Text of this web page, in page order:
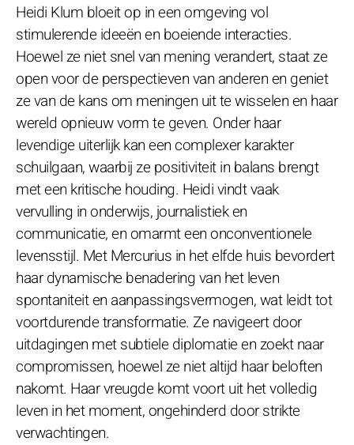
Heidi Klum bloeit op in een omgeving vol
stimulerende ideeën en boeiende interacties.
Hoewel ze niet snel van mening verandert, staat ze
open voor de perspectieven van anderen en geniet
ze van de kans om meningen uit te wisselen en haar
wereld opnieuw vorm te geven. Onder haar
levendige uiterlijk kan een complexer karakter
schuilgaan, waarbij ze positiviteit in balans brengt
met een kritische houding. Heidi vindt vaak
vervulling in onderwijs, journalistiek en
communicatie, en omarmt een onconventionele
levensstijl. Met Mercurius in het elfde huis bevordert
haar dynamische benadering van het leven
spontaniteit en aanpassingsvermogen, wat leidt tot
voortdurende transformatie. Ze navigeert door
uitdagingen met subtiele diplomatie en zoekt naar
compromissen, hoewel ze niet altijd haar beloften
nakomt. Haar vreugde komt voort uit het volledig
leven in het moment, ongehinderd door strikte
verwachtingen.